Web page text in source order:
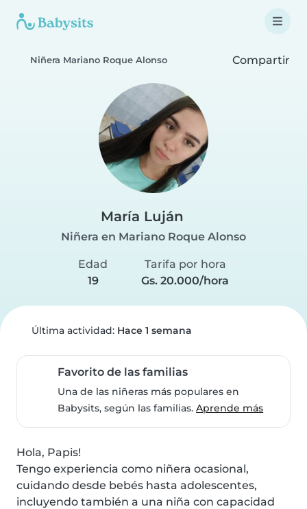
Niñera Mariano Roque Alonso Compartir
María Luján
Niñera en Mariano Roque Alonso
Edad
19
Tarifa por hora
Gs. 20.000/hora
Última actividad: Hace 1 semana
Favorito de las familias
Una de las niñeras más populares en
Babysits, según las familias.Aprende más
Hola, Papis!
Tengo experiencia como niñera ocasional,
cuidando desde bebés hasta adolescentes,
incluyendo también a una niña con capacidad